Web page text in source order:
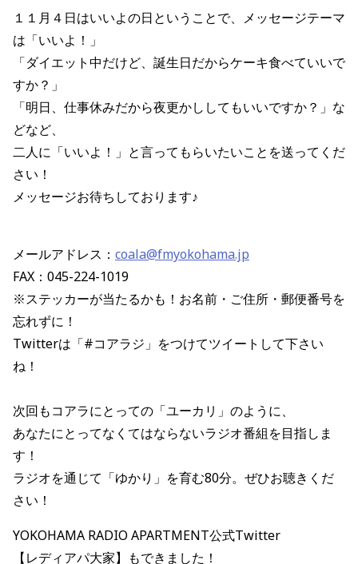
１１月４日はいいよの日ということで、メッセージテーマ
は「いいよ！」
「ダイエット中だけど、誕生日だからケーキ食べていいで
すか？」
「明日、仕事休みだから夜更かししてもいいですか？」な
どなど、
二人に「いいよ！」と言ってもらいたいことを送ってくだ
さい！
メッセージお待ちしております♪
メールアドレス： coala@fmyokohama.jp
FAX：045-224-1019
※ステッカーが当たるかも！お名前・ご住所・郵便番号を
忘れずに！
Twitterは「#コアラジ」をつけてツイートして下さい
ね！
次回もコアラにとっての「ユーカリ」のように、
あなたにとってなくてはならないラジオ番組を目指しま
す！
ラジオを通じて「ゆかり」を育む80分。ぜひお聴きくだ
さい！
YOKOHAMA RADIO APARTMENT公式Twitter
【レディアパ大家】もできました！